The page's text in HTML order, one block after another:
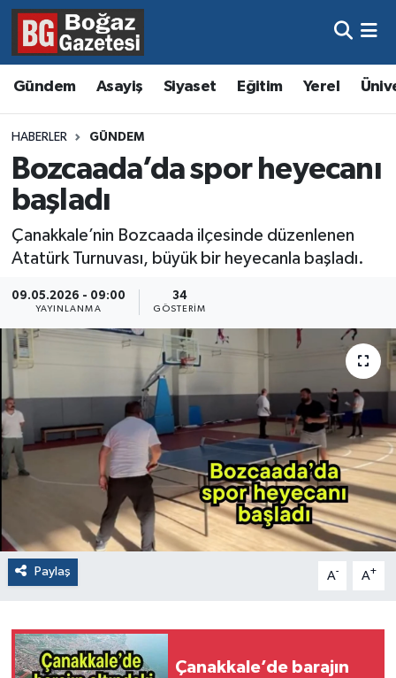
Gündem Asayiş Siyaset Eğitim Yerel
HABERLER GÜNDEM
Bozcaada’da spor heyecanı
başladı
Çanakkale’nin Bozcaada ilçesinde düzenlenen
Atatürk Turnuvası, büyük bir heyecanla başladı.
09.05.2026 - 09:00
YAYINLANMA
34
GÖSTERIM
Paylaş A- A+
Çanakkale’de barajın
Asayiş
Eğitim
Gündem
Magazin
Resmi İlanlar
Hava Durumu
Trafik Durumu
Süper Lig Puan Durumu ve Fikstür
Tüm Manşetler
Haber Arşivi